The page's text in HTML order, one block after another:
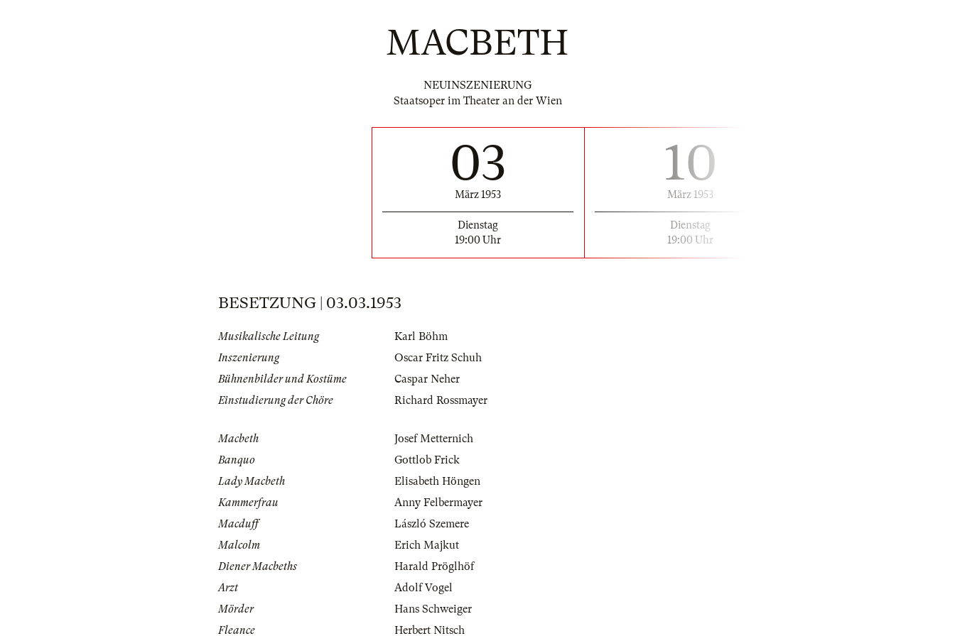
MACBETH
NEUINSZENIERUNG
Staatsoper im Theater an der Wien
03
März 1953
Dienstag
19:00 Uhr
10
März 1953
Dienstag
19:00 Uhr
BESETZUNG | 03.03.1953
Musikalische Leitung
Karl Böhm
Inszenierung
Oscar Fritz Schuh
Bühnenbilder und Kostüme
Caspar Neher
Einstudierung der Chöre
Richard Rossmayer
Macbeth
Josef Metternich
Banquo
Gottlob Frick
Lady Macbeth
Elisabeth Höngen
Kammerfrau
Anny Felbermayer
Macduff
László Szemere
Malcolm
Erich Majkut
Diener Macbeths
Harald Pröglhöf
Arzt
Adolf Vogel
Mörder
Hans Schweiger
Fleance
Herbert Nitsch